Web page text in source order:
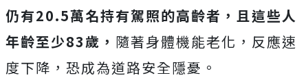
仍有20.5萬名持有駕照的高齡者，且這些人
年齡至少83歲， 隨著身體機能老化，反應速
度下降，恐成為道路安全隱憂。